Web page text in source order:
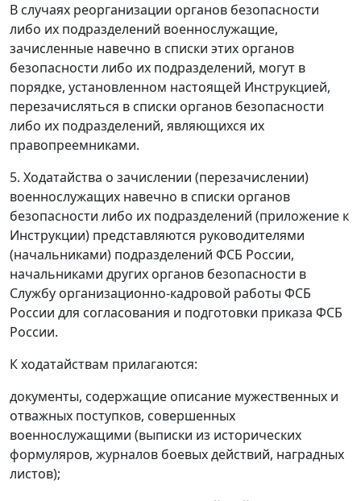
В случаях реорганизации органов безопасности
либо их подразделений военнослужащие,
зачисленные навечно в списки этих органов
безопасности либо их подразделений, могут в
порядке, установленном настоящей Инструкцией,
перезачисляться в списки органов безопасности
либо их подразделений, являющихся их
правопреемниками.
5. Ходатайства о зачислении (перезачислении)
военнослужащих навечно в списки органов
безопасности либо их подразделений (приложение к
Инструкции) представляются руководителями
(начальниками) подразделений ФСБ России,
начальниками других органов безопасности в
Службу организационно-кадровой работы ФСБ
России для согласования и подготовки приказа ФСБ
России.
К ходатайствам прилагаются:
документы, содержащие описание мужественных и
отважных поступков, совершенных
военнослужащими (выписки из исторических
формуляров, журналов боевых действий, наградных
листов);